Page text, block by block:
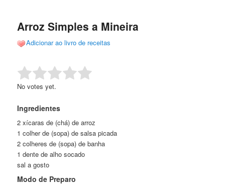
conteúdo
conteúdo
Arroz Simples a Mineira
Adicionar ao livro de receitas
Rate this item: Submit Rating
No votes yet.
Ingredientes
2 xícaras de (chá) de arroz
1 colher de (sopa) de salsa picada
2 colheres de (sopa) de banha
1 dente de alho socado
sal a gosto
Modo de Preparo